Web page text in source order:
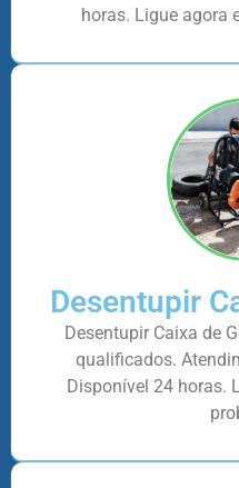
horas. Ligue agora
Desentupir
Desentupir Caixa de
qualificados.
Disponível 24 horas.